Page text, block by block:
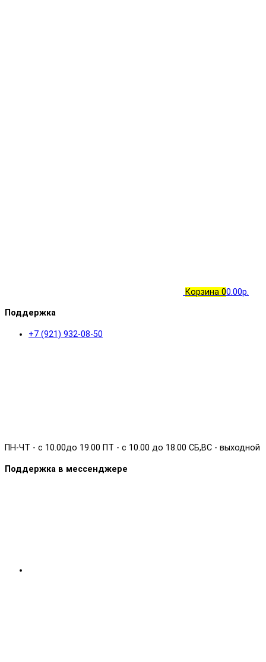
Корзина 00.00р.
Поддержка
+7 (921) 932-08-50
ПН-ЧТ - с 10.00до 19.00 ПТ - с 10.00 до 18.00 СБ,ВС - выходной
Поддержка в мессенджере